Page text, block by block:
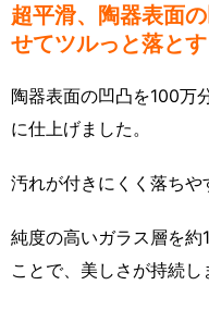
超平滑、陶器表面
せてツルっと落とす
陶器表面の凹凸を100万
に仕上げました。
汚れが付きにくく落ちや
純度の高いガラス層を
ことで、美しさが持続し